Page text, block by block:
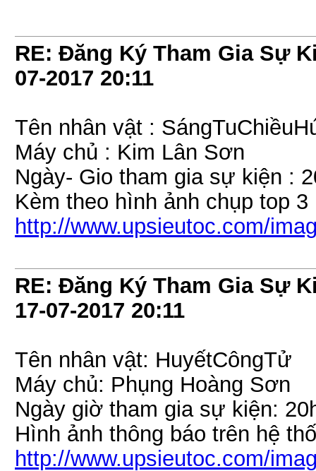
RE: Đăng Ký Tham Gia Sự
07-2017 20:11
Tên nhân vật :
Máy chủ : Kim Lân Sơn
Ngày- Gio tham gia sự kiện :
Kèm theo hình ảnh chụp top 3
http://www.upsieutoc.com/
RE: Đăng Ký Tham Gia Sự
17-07-2017 20:11
Tên nhân vật: HuyếtCôngTử
Máy chủ: Phụng Hoàng Sơn
Ngày giờ tham gia sự kiện:
Hình ảnh thông báo trên hệ
http://www.upsieutoc.com/